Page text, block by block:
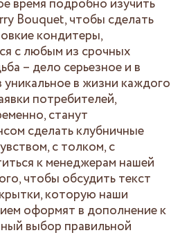
время подробно изучить
Bouquet, чтобы сделать
кондитеры,
с любым из срочных
– дело серьезное и в
уникальное в жизни каждого
потребителей,
станут
сделать клубничные
с толком, с
к менеджерам нашей
чтобы обсудить текст
которую наши
оформят в дополнение к
выбор правильной